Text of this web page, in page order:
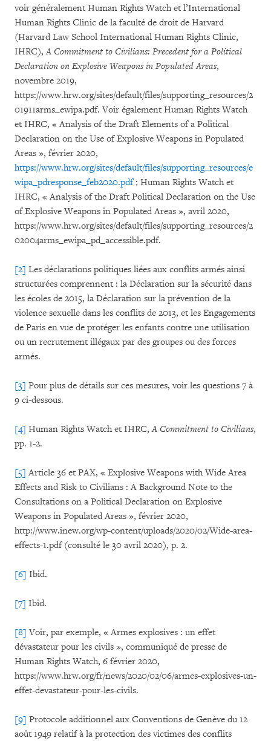
voir généralement Human Rights Watch et l’International
Human Rights Clinic de la faculté de droit de Harvard
(Harvard Law School International Human Rights Clinic,
IHRC),A Commitment to Civilians: Precedent for a Political
Declaration on Explosive Weapons in Populated Areas,
novembre 2019,
https://www.hrw.org/sites/default/files/supporting_resources/2
01911arms_ewipa.pdf. Voir également Human Rights Watch
et IHRC, « Analysis of the Draft Elements of a Political
Declaration on the Use of Explosive Weapons in Populated
Areas », février 2020,
https://www.hrw.org/sites/default/files/supporting_resources/e
wipa_pdresponse_feb2020.pdf; Human Rights Watch et
IHRC, « Analysis of the Draft Political Declaration on the Use
of Explosive Weapons in Populated Areas », avril 2020,
https://www.hrw.org/sites/default/files/supporting_resources/2
02004arms_ewipa_pd_accessible.pdf.
[2] Les déclarations politiques liées aux conflits armés ainsi
structurées comprennent : la Déclaration sur la sécurité dans
les écoles de 2015, la Déclaration sur la prévention de la
violence sexuelle dans les conflits de 2013, et les Engagements
de Paris en vue de protéger les enfants contre une utilisation
ou un recrutement illégaux par des groupes ou des forces
armés.
[3] Pour plus de détails sur ces mesures, voir les questions 7 à
9 ci-dessous.
[4] Human Rights Watch et IHRC,A Commitment to Civilians,
pp. 1-2.
[5] Article 36 et PAX, « Explosive Weapons with Wide Area
Effects and Risk to Civilians : A Background Note to the
Consultations on a Political Declaration on Explosive
Weapons in Populated Areas », février 2020,
http://www.inew.org/wp-content/uploads/2020/02/Wide-area-
effects-1.pdf (consulté le 30 avril 2020), p. 2.
[6] Ibid.
[7] Ibid.
[8] Voir, par exemple, « Armes explosives : un effet
dévastateur pour les civils », communiqué de presse de
Human Rights Watch, 6 février 2020,
https://www.hrw.org/fr/news/2020/02/06/armes-explosives-un-
effet-devastateur-pour-les-civils.
[9] Protocole additionnel aux Conventions de Genève du 12
août 1949 relatif à la protection des victimes des conflits